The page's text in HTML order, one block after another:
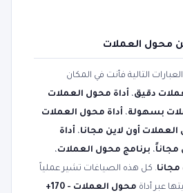
محول العملات
التالية فأنت في المكان
دقيق، أداة محول العملات
بسهولة، أداة محول العملات
العملات أون لاين مجانا، أداة
مجاناً، برنامج محول العملات،
. كل هذه الصياغات تشير عملياً
عبر أداة
محول العملات - 170+